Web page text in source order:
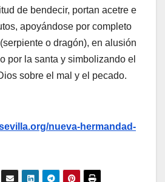
de bendecir, portan acetre e
apoyándose por completo
o dragón), en alusión
por la santa y simbolizando el
sobre el mal y el pecado.
nueva-hermandad-